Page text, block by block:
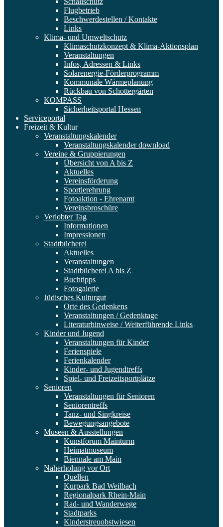
Flugbetrieb
Beschwerdestellen / Kontakte
Links
Klima- und Umweltschutz
Klimaschutzkonzept & Klima-Aktionsplan
Veranstaltungen
Infos, Adressen & Links
Solarenergie-Förderprogramm
Kommunale Wärmeplanung
Rückbau von Schottergärten
KOMPASS
Sicherheitsportal Hessen
Serviceportal
Freizeit & Kultur
Veranstaltungskalender
Veranstaltungskalender download
Vereine & Gruppierungen
Übersicht von A bis Z
Aktuelles
Vereinsförderung
Sportlerehrung
Fotoaktion - Ehrenamt
Vereinsbroschüre
Verlobter Tag
Informationen
Impressionen
Stadtbücherei
Aktuelles
Veranstaltungen
Stadtbücherei A bis Z
Buchtipps
Fotogalerie
Jüdisches Kulturgut
Orte des Gedenkens
Veranstaltungen / Gedenktage
Literaturhinweise / Weiterführende Links
Kinder und Jugend
Veranstaltungen für Kinder
Ferienspiele
Ferienkalender
Kinder- und Jugendtreffs
Spiel- und Freizeitsportplätze
Senioren
Veranstaltungen für Senioren
Seniorentreffs
Tanz- und Singkreise
Bewegungsangebote
Museen & Ausstellungen
Kunstforum Mainturm
Heimatmuseum
Biennale am Main
Naherholung vor Ort
Quellen
Kurpark Bad Weilbach
Regionalpark Rhein-Main
Rad- und Wanderwege
Stadtparks
Kinderstreuobstwiesen